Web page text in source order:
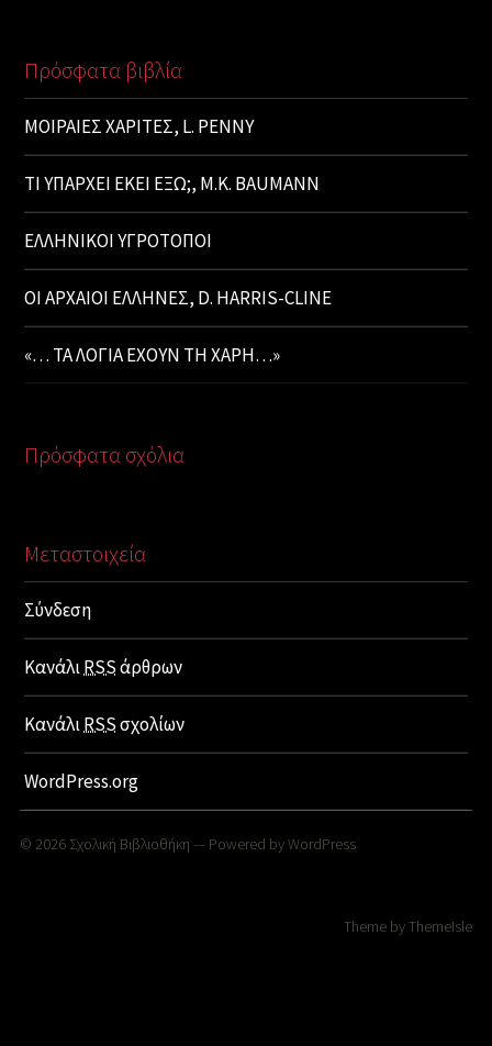
Πρόσφατα βιβλία
ΜΟΙΡΑΙΕΣ ΧΑΡΙΤΕΣ, L. PENNY
ΤΙ ΥΠΑΡΧΕΙ ΕΚΕΙ ΕΞΩ;, M.K. BAUMANN
ΕΛΛΗΝΙΚΟΙ ΥΓΡΟΤΟΠΟΙ
ΟΙ ΑΡΧΑΙΟΙ ΕΛΛΗΝΕΣ, D. HARRIS-CLINE
«… ΤΑ ΛΟΓΙΑ ΕΧΟΥΝ ΤΗ ΧΑΡΗ…»
Πρόσφατα σχόλια
Μεταστοιχεία
Σύνδεση
ΚανάλιRSSάρθρων
ΚανάλιRSSσχολίων
WordPress.org
© 2026 Σχολική Βιβλιοθήκη — Powered byWordPress
Theme byThemeIsle